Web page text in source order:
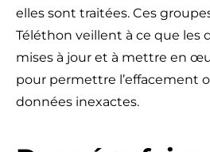
elles sont traitées. Ces
Téléthon veillent à ce que les
mises à jour et à mettre en
pour permettre l’effacement
données inexactes.